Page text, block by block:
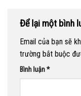
Để lại một bình
Email của bạn sẽ
trường bắt buộc
Bình luận*